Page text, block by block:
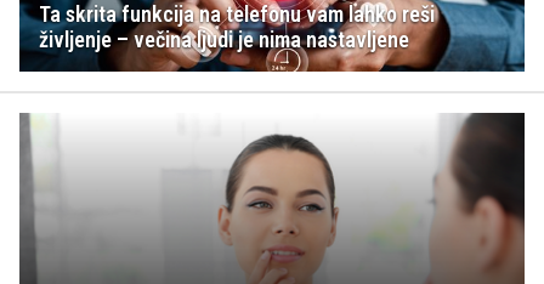
Ta skrita funkcija na telefonu vam lahko reši
življenje – večina ljudi je nima nastavljene